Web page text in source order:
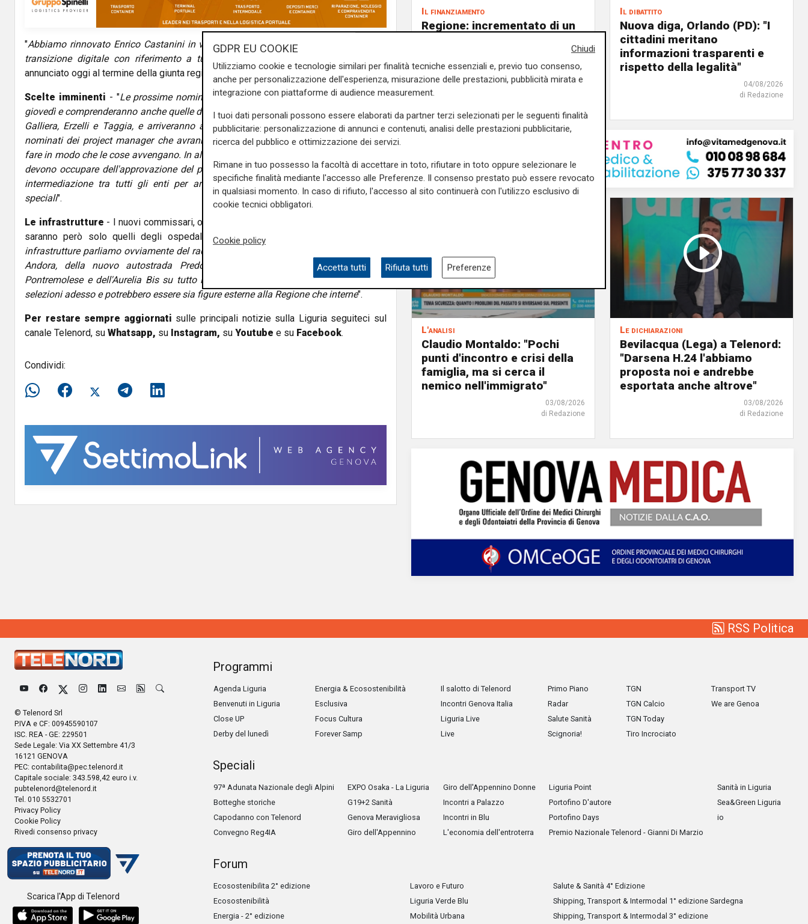
d
e
o
"Abbiamo rinnovato Enrico Castanini in veste di commissario per l'innovazione alla
transizione digitale con riferimento a tutta la parte digitale della sanità
annunciato oggi al termine della giunta regionale il presidente Marco Bucci.
Scelte imminenti - "Le prossime nomine - ha aggiunto Bucci -verranno effettuate
giovedì e comprenderanno anche quelle degli ospedali, che saranno Felettino, Gaslini,
Galliera, Erzelli e Taggia, e arriveranno attraverso una delibera di giunta. Saranno
nominati dei project manager che avranno come unico potere particolare quello di
fare in modo che le cose avvengano. In alcuni casi si tratta di cose già fatte, in altri si
devono occupare dell'approvazione del progetto e dovranno occuparsi del lavoro di
intermediazione tra tutti gli enti per arrivare al progetto. Non ci saranno poteri
speciali".
Le infrastrutture - I nuovi commissari, o project manager, che verranno nominati non
saranno però solo quelli degli ospedali in costruzione. "
infrastrutture parliamo ovviamente del raddoppio della tratta ferroviaria tra Finale ed
Andora, della nuovo autostrada Predosa-Carcare-Albenga, del raddoppio della
Pontremolese e dell'Aurelia Bis su tutto il territorio del Ponente. Stiamo facendo le
selezioni adesso e potrebbero essere sia figure esterne alla Regione che interne".
Per restare sempre aggiornati sulle principali notizie sulla Liguria seguiteci sul
canale Telenord, su Whatsapp, su Instagram, su Youtube e su Facebook.
Condividi:
Il finanziamento
Regione: incrementato di un
l'innovazione nell'agricoltura
04/08/2026
di Redazione
Il dibattito
Nuova diga, Orlando (PD): "I
cittadini meritano
informazioni trasparenti e
rispetto della legalità"
04/08/2026
di Redazione
L'analisi
Claudio Montaldo: "Pochi
punti d'incontro e crisi della
famiglia, ma si cerca il
nemico nell'immigrato"
03/08/2026
di Redazione
Le dichiarazioni
Bevilacqua (Lega) a Telenord:
"Darsena H.24 l'abbiamo
proposta noi e andrebbe
esportata anche altrove"
03/08/2026
di Redazione
RSS Politica
© Telenord Srl
P.IVA e CF: 00945590107
ISC. REA - GE: 229501
Sede Legale: Via XX Settembre 41/3
16121 GENOVA
PEC: contabilita@pec.telenord.it
Capitale sociale: 343.598,42 euro i.v.
pubtelenord@telenord.it
Tel. 010 5532701
Privacy Policy
Cookie Policy
Rivedi consenso privacy
Scarica l'App di Telenord
Programmi
Agenda Liguria
Benvenuti in Liguria
Close UP
Derby del lunedì
Energia & Ecosostenibilità
Esclusiva
Focus Cultura
Forever Samp
Il salotto di Telenord
Incontri Genova Italia
Liguria Live
Live
Primo Piano
Radar
Salute Sanità
Scignoria!
TGN
TGN Calcio
TGN Today
Tiro Incrociato
Transport TV
We are Genoa
Speciali
97ª Adunata Nazionale degli Alpini
Botteghe storiche
Capodanno con Telenord
Convegno Reg4IA
EXPO Osaka - La Liguria
G19+2 Sanità
Genova Meravigliosa
Giro dell'Appennino
Giro dell'Appennino Donne
Incontri a Palazzo
Incontri in Blu
L'economia dell'entroterra
Liguria Point
Portofino D'autore
Portofino Days
Premio Nazionale Telenord - Gianni Di Marzio
Sanità in Liguria
Sea&Green Liguria
io
Forum
Ecosostenibilita 2° edizione
Ecosostenibilità
Energia - 2° edizione
Lavoro e Futuro
Liguria Verde Blu
Mobilità Urbana
Salute & Sanità 4° Edizione
Shipping, Transport & Intermodal 1° edizione Sardegna
Shipping, Transport & Intermodal 3° edizione
Chiudi
GDPR EU COOKIE
Utilizziamo cookie e tecnologie similari per finalità tecniche essenziali e, previo tuo consenso,
anche per personalizzazione dell'esperienza, misurazione delle prestazioni, pubblicità mirata e
integrazione con piattaforme di audience measurement.
I tuoi dati personali possono essere elaborati da partner terzi selezionati per le seguenti finalità
pubblicitarie: personalizzazione di annunci e contenuti, analisi delle prestazioni pubblicitarie,
ricerca del pubblico e ottimizzazione dei servizi.
Rimane in tuo possesso la facoltà di accettare in toto, rifiutare in toto oppure selezionare le
specifiche finalità mediante l'accesso alle Preferenze. Il consenso prestato può essere revocato
in qualsiasi momento. In caso di rifiuto, l'accesso al sito continuerà con l'utilizzo esclusivo di
cookie tecnici obbligatori.
Cookie policy
Accetta tutti Rifiuta tutti Preferenze